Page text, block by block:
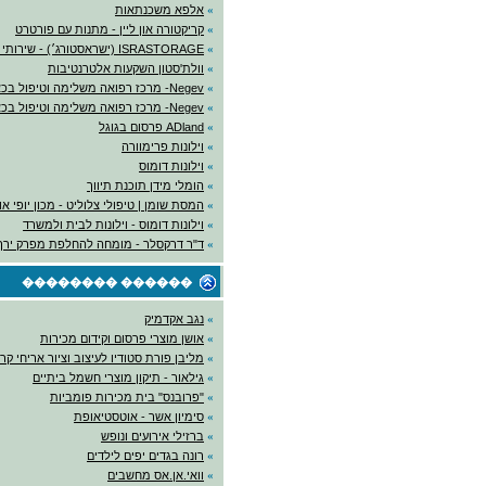
» אלפא משכנתאות
» קריקטורה און ליין - מתנות עם פורטרט
» ISRASTORAGE (ישראסטורג׳) - שירותי אחסנה
» וולת'סטון השקעות אלטרנטיבות
» Negev- מרכז רפואה משלימה וטיפול בכאב
» Negev- מרכז רפואה משלימה וטיפול בכאב
» ADland פרסום בגוגל
» וילונות פרימוורה
» וילונות דומוס
» הומלי מידן תוכנת תיווך
» המסת שומן | טיפולי צלוליט - מכון יופי
» וילונות דומוס - וילונות לבית ולמשרד
» ד"ר דרקסלר - מומחה להחלפת מפרק
������ ��������
» נגב אקדמיק
» אושן מוצרי פרסום וקידום מכירות
» מליבן פורת סטודיו לעיצוב וציור אריחי
» גילאור - תיקון מוצרי חשמל ביתיים
» "פרובנס" בית מכירות פומביות
» סימיון אשר - אוטסטיאופת
» ברזילי אירועים ונופש
» רונה בגדים יפים לילדים
» וואי.אן.אס מחשבים